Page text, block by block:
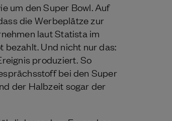
um den Super Bowl. Auf
die Werbeplätze zur
laut Statista im
Und nicht nur das:
produziert. So
bei den Super
der Halbzeit sogar der